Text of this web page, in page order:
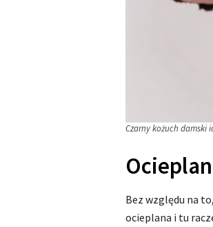
Czarny kożuch damski
Bez względu na
ocieplana i tu